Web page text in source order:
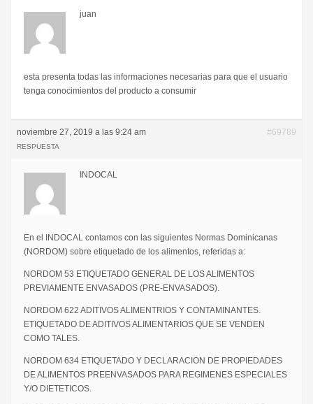
juan
esta presenta todas las informaciones necesarias para que el usuario
tenga conocimientos del producto a consumir
noviembre 27, 2019 a las 9:24 am #69789
RESPUESTA
INDOCAL
En el INDOCAL contamos con las siguientes Normas Dominicanas
(NORDOM) sobre etiquetado de los alimentos, referidas a:
NORDOM 53 ETIQUETADO GENERAL DE LOS ALIMENTOS
PREVIAMENTE ENVASADOS (PRE-ENVASADOS).
NORDOM 622 ADITIVOS ALIMENTRIOS Y CONTAMINANTES.
ETIQUETADO DE ADITIVOS ALIMENTARIOS QUE SE VENDEN
COMO TALES.
NORDOM 634 ETIQUETADO Y DECLARACION DE PROPIEDADES
DE ALIMENTOS PREENVASADOS PARA REGIMENES ESPECIALES
Y/O DIETETICOS.